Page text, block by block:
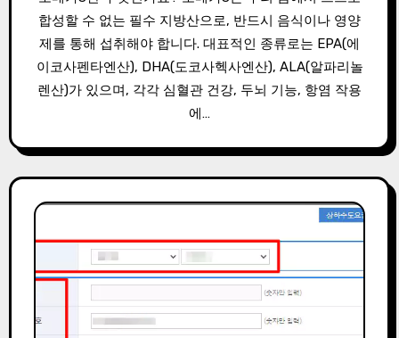
합성할 수 없는 필수 지방산으로, 반드시 음식이나 영양
제를 통해 섭취해야 합니다. 대표적인 종류로는 EPA(에
이코사펜타엔산), DHA(도코사헥사엔산), ALA(알파리놀
렌산)가 있으며, 각각 심혈관 건강, 두뇌 기능, 항염 작용
에…